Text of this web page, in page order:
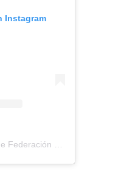
Instagram
Una publicación compartida de Federación Montañismo Tenerife (@federacion_montanismo_tenerife)